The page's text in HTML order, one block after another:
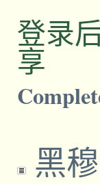
登录
享
黑